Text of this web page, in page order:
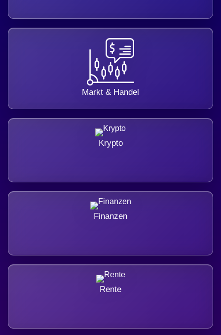
Markt & Handel
Krypto
Finanzen
Rente